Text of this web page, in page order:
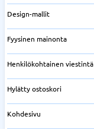
Design-mallit
Fyysinen mainonta
Henkilökohtainen viestintä
Hylätty ostoskori
Kohdesivu